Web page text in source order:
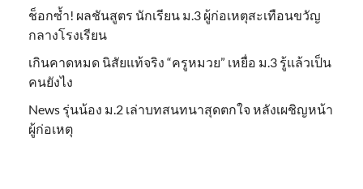
ช็อกซ้ำ! ผลชันสูตร นักเรียน ม.3 ผู้ก่อเหตุสะเทือนขวัญ
กลางโรงเรียน
เกินคาดหมด นิสัยแท้จริง “ครูหมวย” เหยื่อ ม.3 รู้แล้วเป็น
คนยังไง
News รุ่นน้อง ม.2 เล่าบทสนทนาสุดตกใจ หลังเผชิญหน้า
ผู้ก่อเหตุ